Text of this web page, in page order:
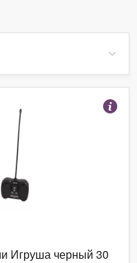
Игруша черный 30